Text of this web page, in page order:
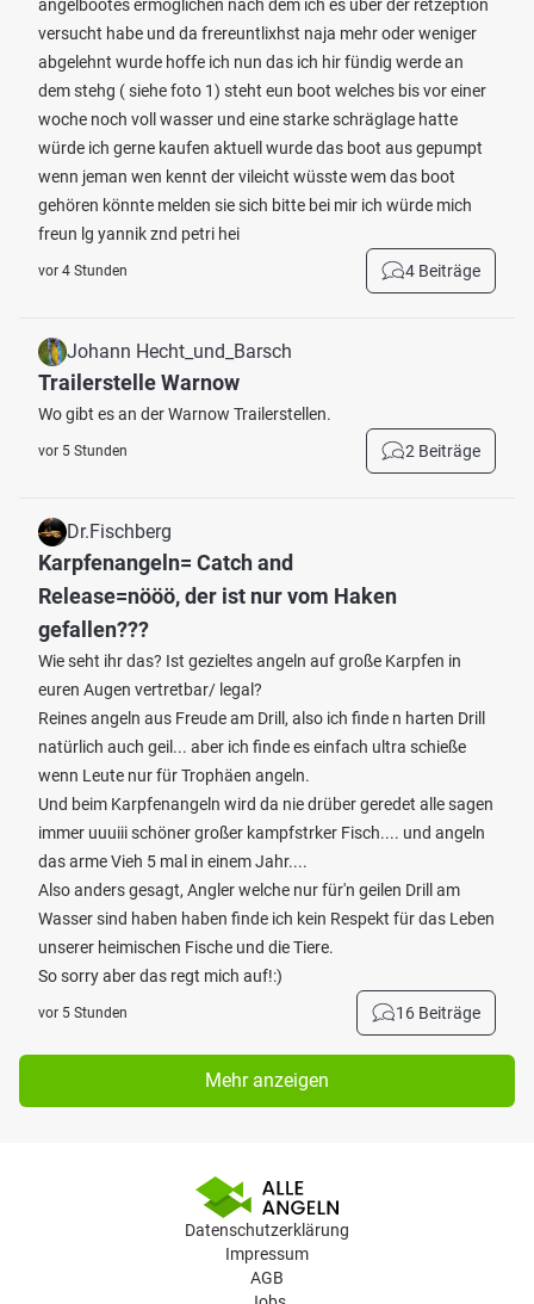
angelbootes ermöglichen nach dem ich es über der retzeption
versucht habe und da frereuntlixhst naja mehr oder weniger
abgelehnt wurde hoffe ich nun das ich hir fündig werde an
dem stehg ( siehe foto 1) steht eun boot welches bis vor einer
woche noch voll wasser und eine starke schräglage hatte
würde ich gerne kaufen aktuell wurde das boot aus gepumpt
wenn jeman wen kennt der vileicht wüsste wem das boot
gehören könnte melden sie sich bitte bei mir ich würde mich
freun lg yannik znd petri hei
vor 4 Stunden 4 Beiträge
Johann Hecht_und_Barsch
Trailerstelle Warnow
Wo gibt es an der Warnow Trailerstellen.
vor 5 Stunden 2 Beiträge
Dr.Fischberg
Karpfenangeln= Catch and
Release=nööö, der ist nur vom Haken
gefallen???
Wie seht ihr das? Ist gezieltes angeln auf große Karpfen in
euren Augen vertretbar/ legal?
Reines angeln aus Freude am Drill, also ich finde n harten Drill
natürlich auch geil... aber ich finde es einfach ultra schieße
wenn Leute nur für Trophäen angeln.
Und beim Karpfenangeln wird da nie drüber geredet alle sagen
immer uuuiii schöner großer kampfstrker Fisch.... und angeln
das arme Vieh 5 mal in einem Jahr....
Also anders gesagt, Angler welche nur für'n geilen Drill am
Wasser sind haben haben finde ich kein Respekt für das Leben
unserer heimischen Fische und die Tiere.
So sorry aber das regt mich auf!:)
vor 5 Stunden 16 Beiträge
Mehr anzeigen
Datenschutzerklärung
Impressum
AGB